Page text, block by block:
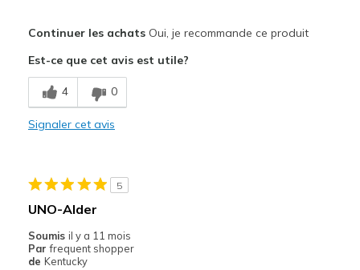
Breathe Well
Comfortable
Les meilleures utilisations
Casual Wear
Continuer les achatsOui, je recommande ce produit
Est-ce que cet avis est utile?
4 0
Signaler cet avis
5
UNO-Alder
Soumis il y a 11 mois
Par frequent shopper
de Kentucky